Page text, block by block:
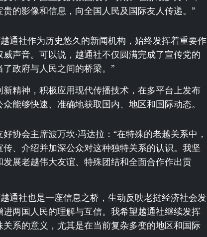
的影像和信息，向全国人民及国际友人传递。”
通社作为历史悠久的新闻机构，始终发挥着重要作
声音。可以说，越通社不仅圆满完成了宣传党的
政府与人民之间的桥梁。”
精神，积极应用现代传播技术，在多平台上发布
能够快速、准确地获取国内、地区和国际动态。
协会主席波万坎·冯达拉：“在特殊的老越关系中，
、介绍并加深公众对这种独特关系的认识。我坚
展老越伟大友谊、特殊团结和全面合作作出贡
通社也是一座信息之桥，生动反映老挝经济社会发
两国人民的理解与互信。我希望越通社继续发挥
系的意义，尤其是在当前复杂多变的地区和国际